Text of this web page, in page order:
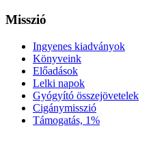
Misszió
Ingyenes kiadványok
Könyveink
Előadások
Lelki napok
Gyógyító összejövetelek
Cigánymisszió
Támogatás, 1%